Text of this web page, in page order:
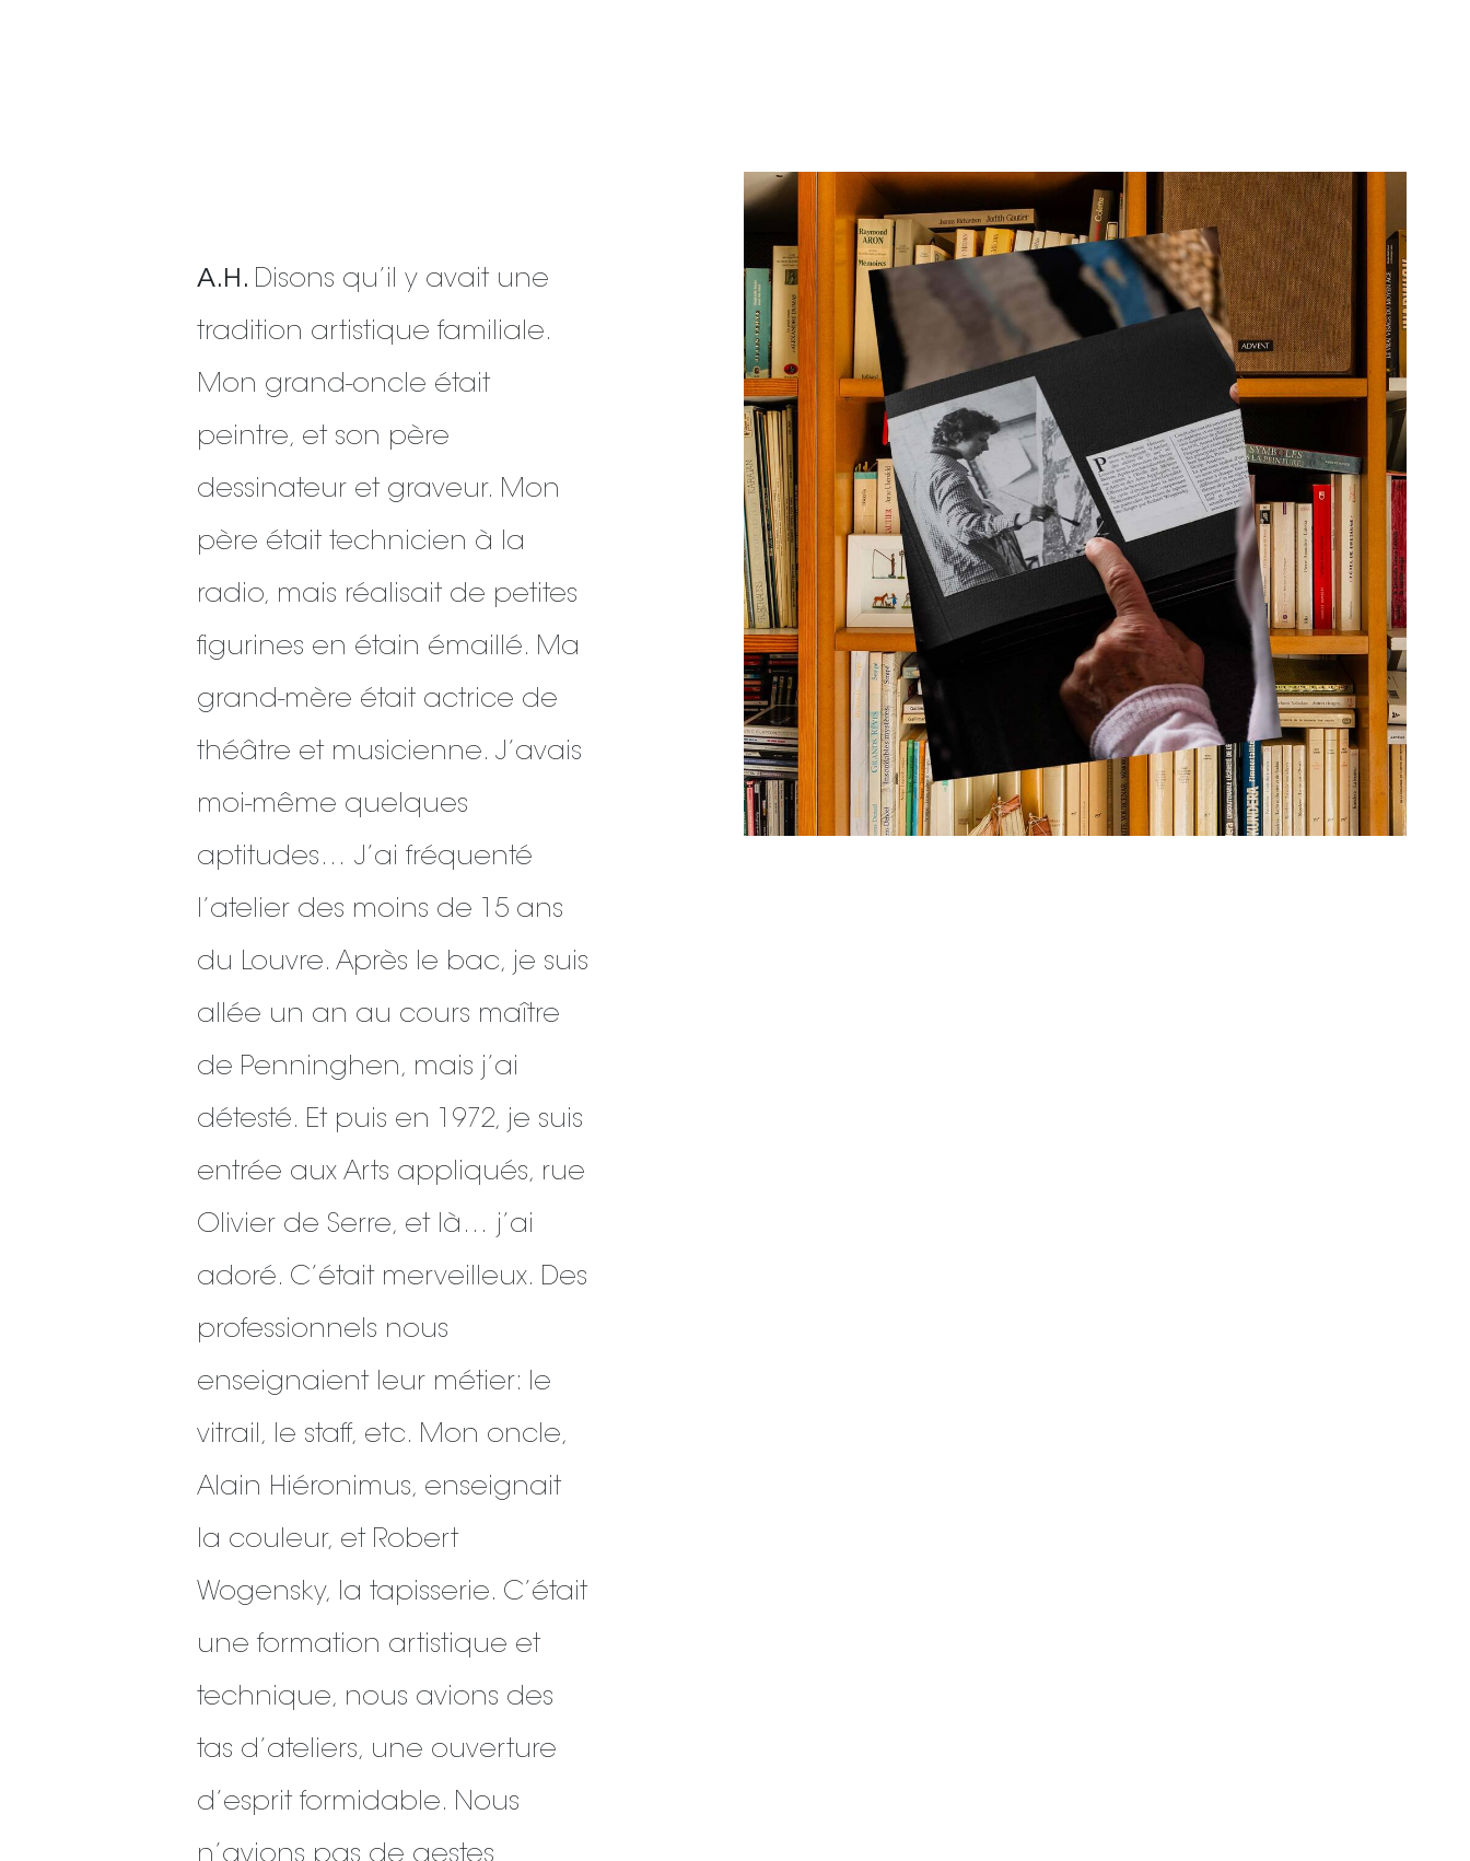
A.H. Disons qu’il y avait une
tradition artistique familiale.
Mon grand-oncle était
peintre, et son père
dessinateur et graveur. Mon
père était technicien à la
radio, mais réalisait de petites
figurines en étain émaillé. Ma
grand-mère était actrice de
théâtre et musicienne. J’avais
moi-même quelques
aptitudes… J’ai fréquenté
l’atelier des moins de 15 ans
du Louvre. Après le bac, je suis
allée un an au cours maître
de Penninghen, mais j’ai
détesté. Et puis en 1972, je suis
entrée aux Arts appliqués, rue
Olivier de Serre, et là… j’ai
adoré. C’était merveilleux. Des
professionnels nous
enseignaient leur métier: le
vitrail, le staff, etc. Mon oncle,
Alain Hiéronimus, enseignait
la couleur, et Robert
Wogensky, la tapisserie. C’était
une formation artistique et
technique, nous avions des
tas d’ateliers, une ouverture
d’esprit formidable. Nous